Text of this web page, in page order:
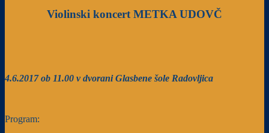
Violinski koncert METKA UDOVČ
4.6.2017 ob 11.00 v dvorani Glasbene šole Radovljica
Program: